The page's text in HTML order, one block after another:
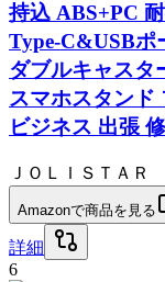
持込 ABS+PC
Type-C&USBポ
ダブルキャスタ
スマホスタンド
ビジネス 出張
ＪＯＬＩＳＴＡＲ
Amazonで商品を見る
詳細
6